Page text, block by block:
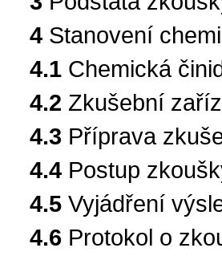
4 Stanovení
4.1 Chemická
4.2 Zkušební
4.3 Příprava
4.4 Postup
4.5 Vyjádření
4.6 Protokol o